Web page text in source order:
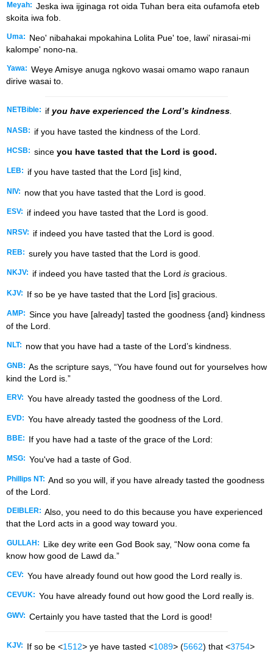
Meyah: Jeska iwa ijginaga rot oida Tuhan bera eita oufamofa eteb
skoita iwa fob.
Uma:
Neo' nibahakai mpokahina Lolita Pue' toe, lawi' nirasai-mi
kalompe' nono-na.
Yawa: Weye Amisye anuga ngkovo wasai omamo wapo ranaun
dirive wasai to.
NETBible: if you have experienced the Lord’s kindness
NASB: if you have tasted the kindness of the Lord.
HCSB: since you have tasted that the Lord is good.
LEB: if you have tasted that the Lord [is] kind,
NIV: now that you have tasted that the Lord is good.
ESV: if indeed you have tasted that the Lord is good.
NRSV: if indeed you have tasted that the Lord is good.
REB: surely you have tasted that the Lord is good.
NKJV: if indeed you have tasted that the Lord is gracious.
KJV: If so be ye have tasted that the Lord [is] gracious.
AMP: Since you have [already] tasted the goodness {and} kindness
of the Lord.
NLT: now that you have had a taste of the Lord’s kindness.
GNB: As the scripture says, “You have found out for yourselves how
kind the Lord is.”
ERV: You have already tasted the goodness of the Lord.
EVD: You have already tasted the goodness of the Lord.
BBE: If you have had a taste of the grace of the Lord:
MSG: You've had a taste of God.
Phillips NT: And so you will, if you have already tasted the goodness
of the Lord.
DEIBLER: Also, you need to do this because you have experienced
that the Lord acts in a good way toward you.
GULLAH:
Like dey write een God Book say, “Now oona come fa
know how good de Lawd da.”
CEV: You have already found out how good the Lord really is.
CEVUK: You have already found out how good the Lord really is.
GWV: Certainly you have tasted that the Lord is good!
KJV: If so be <1512> ye have tasted <1089> (5662) that <3754>